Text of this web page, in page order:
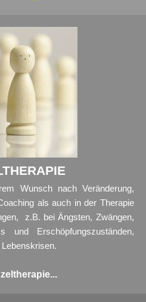
Wunsch nach Veränderung,
als auch in der Therapie
z.B. bei Ängsten, Zwängen,
und Erschöpfungszuständen,